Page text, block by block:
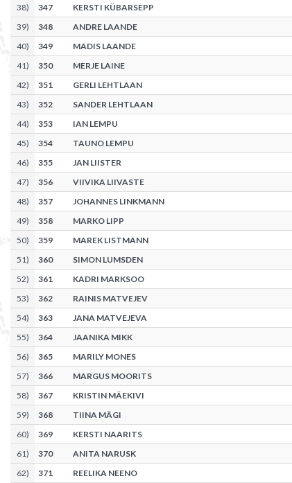
38) 347 KERSTI KÜBARSEPP
39) 348 ANDRE LAANDE
40) 349 MADIS LAANDE
41) 350 MERJE LAINE
42) 351 GERLI LEHTLAAN
43) 352 SANDER LEHTLAAN
44) 353 IAN LEMPU
45) 354 TAUNO LEMPU
46) 355 JAN LIISTER
47) 356 VIIVIKA LIIVASTE
48) 357 JOHANNES LINKMANN
49) 358 MARKO LIPP
50) 359 MAREK LISTMANN
51) 360 SIMON LUMSDEN
52) 361 KADRI MARKSOO
53) 362 RAINIS MATVEJEV
54) 363 JANA MATVEJEVA
55) 364 JAANIKA MIKK
56) 365 MARILY MONES
57) 366 MARGUS MOORITS
58) 367 KRISTIN MÄEKIVI
59) 368 TIINA MÄGI
60) 369 KERSTI NAARITS
61) 370 ANITA NARUSK
62) 371 REELIKA NEENO